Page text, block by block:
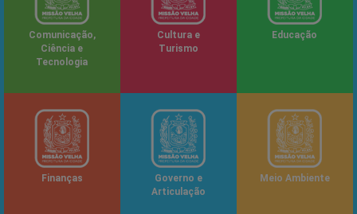
Comunicação,
Ciência e
Tecnologia
Cultura e
Turismo
Educação
Finanças
Governo e
Articulação
Meio Ambiente